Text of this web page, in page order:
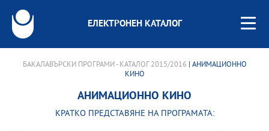
ЕЛЕКТРОНЕН КАТАЛОГ
БАКАЛАВЪРСКИ ПРОГРАМИ - КАТАЛОГ 2015/2016 | АНИМАЦИОННО
КИНО
АНИМАЦИОННО КИНО
КРАТКО ПРЕДСТАВЯНЕ НА ПРОГРАМАТА: